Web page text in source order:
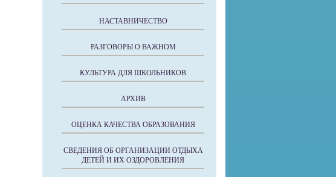
НАСТАВНИЧЕСТВО
РАЗГОВОРЫ О ВАЖНОМ
КУЛЬТУРА ДЛЯ ШКОЛЬНИКОВ
АРХИВ
ОЦЕНКА КАЧЕСТВА ОБРАЗОВАНИЯ
СВЕДЕНИЯ ОБ ОРГАНИЗАЦИИ ОТДЫХА
ДЕТЕЙ И ИХ ОЗДОРОВЛЕНИЯ